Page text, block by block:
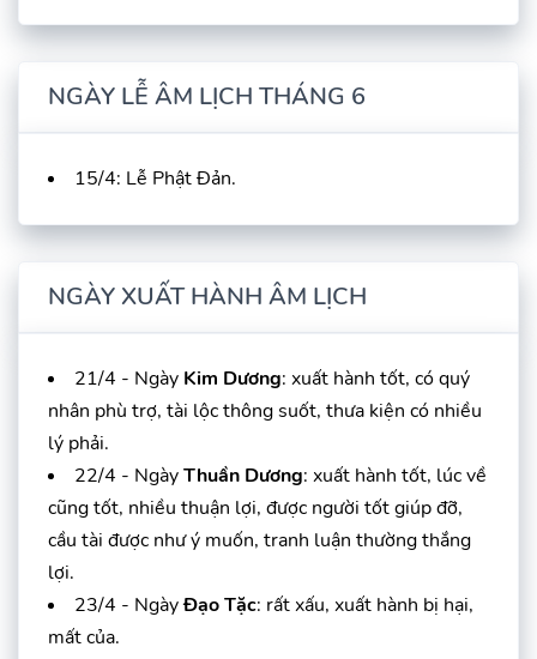
NGÀY LỄ ÂM LỊCH THÁNG 6
15/4: Lễ Phật Đản.
NGÀY XUẤT HÀNH ÂM LỊCH
21/4 - Ngày Kim Dương: xuất hành tốt, có quý
nhân phù trợ, tài lộc thông suốt, thưa kiện có nhiều
lý phải.
22/4 - NgàyThuần Dương: xuất hành tốt, lúc về
cũng tốt, nhiều thuận lợi, được người tốt giúp đỡ,
cầu tài được như ý muốn, tranh luận thường thắng
lợi.
23/4 - NgàyĐạo Tặc: rất xấu, xuất hành bị hại,
mất của.